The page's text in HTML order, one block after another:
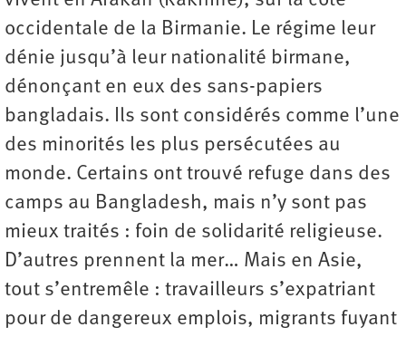
occidentale de la Birmanie. Le régime leur
dénie jusqu’à leur nationalité birmane,
dénonçant en eux des sans-papiers
bangladais. Ils sont considérés comme l’une
des minorités les plus persécutées au
monde. Certains ont trouvé refuge dans des
camps au Bangladesh, mais n’y sont pas
mieux traités : foin de solidarité religieuse.
D’autres prennent la mer… Mais en Asie,
tout s’entremêle : travailleurs s’expatriant
pour de dangereux emplois, migrants fuyant